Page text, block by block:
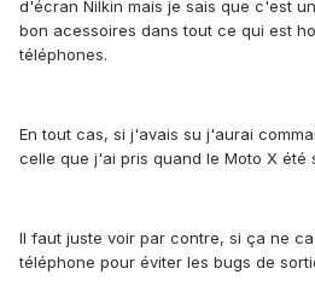
d'écran Nilkin mais je sais que c'est
bon acessoires dans tout ce qui est
téléphones.
En tout cas, si j'avais su j'aurai
celle que j'ai pris quand le Moto X été
Il faut juste voir par contre, si ça ne
téléphone pour éviter les bugs de